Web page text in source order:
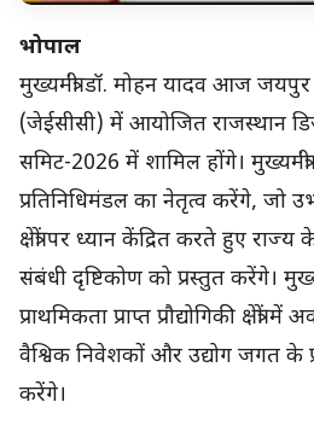
भोपाल
मुख्यमंत्री डॉ. मोहन यादव आज जयपुर
(जेईसीसी) में आयोजित राजस्थान
समिट-2026 में शामिल होंगे।
प्रतिनिधिमंडल का नेतृत्व करेंगे, जो
क्षेत्रों पर ध्यान केंद्रित करते हुए राज्य
संबंधी दृष्टिकोण को प्रस्तुत करेंगे।
प्राथमिकता प्राप्त प्रौद्योगिकी
वैश्विक निवेशकों और उद्योग जगत के
करेंगे।